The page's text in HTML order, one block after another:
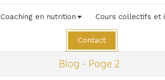
Coaching en nutrition Cours collectifs et
Contact
Blog - Page 2